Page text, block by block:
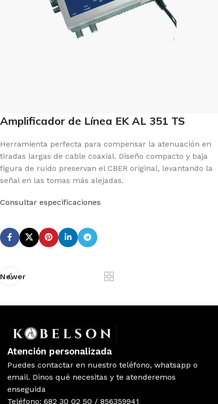
Amplificador de Línea EK AL 351 TS
Herramienta perfecta para compensar la atenuación en
tiradas largas de cable coaxial. Diseño compacto y baja
figura de ruido preservan el CBER original, levantando la
señal en las tomas más alejadas.
Consultar especificaciones
Newer
Atención personalizada
Puedes contactar en nuestro teléfono, whatsapp o
email. Dinos qué necesitas y te atenderemos
enseguida
Teléfono: 682 30 02 50 / 856359941